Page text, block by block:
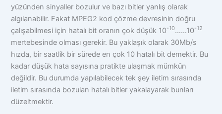
yüzünden sinyaller bozulur ve bazı bitler yanlış olarak
algılanabilir. Fakat MPEG2 kod çözme devresinin doğru
çalışabilmesi için hatalı bit oranın çok düşük 10-10……10-12
mertebesinde olması gerekir. Bu yaklaşık olarak 30Mb/s
hızda, bir saatlik bir sürede en çok 10 hatalı bit demektir. Bu
kadar düşük hata sayısına pratikte ulaşmak mümkün
değildir. Bu durumda yapılabilecek tek şey iletim sırasında
iletim sırasında bozulan hatalı bitler yakalayarak bunları
düzeltmektir.